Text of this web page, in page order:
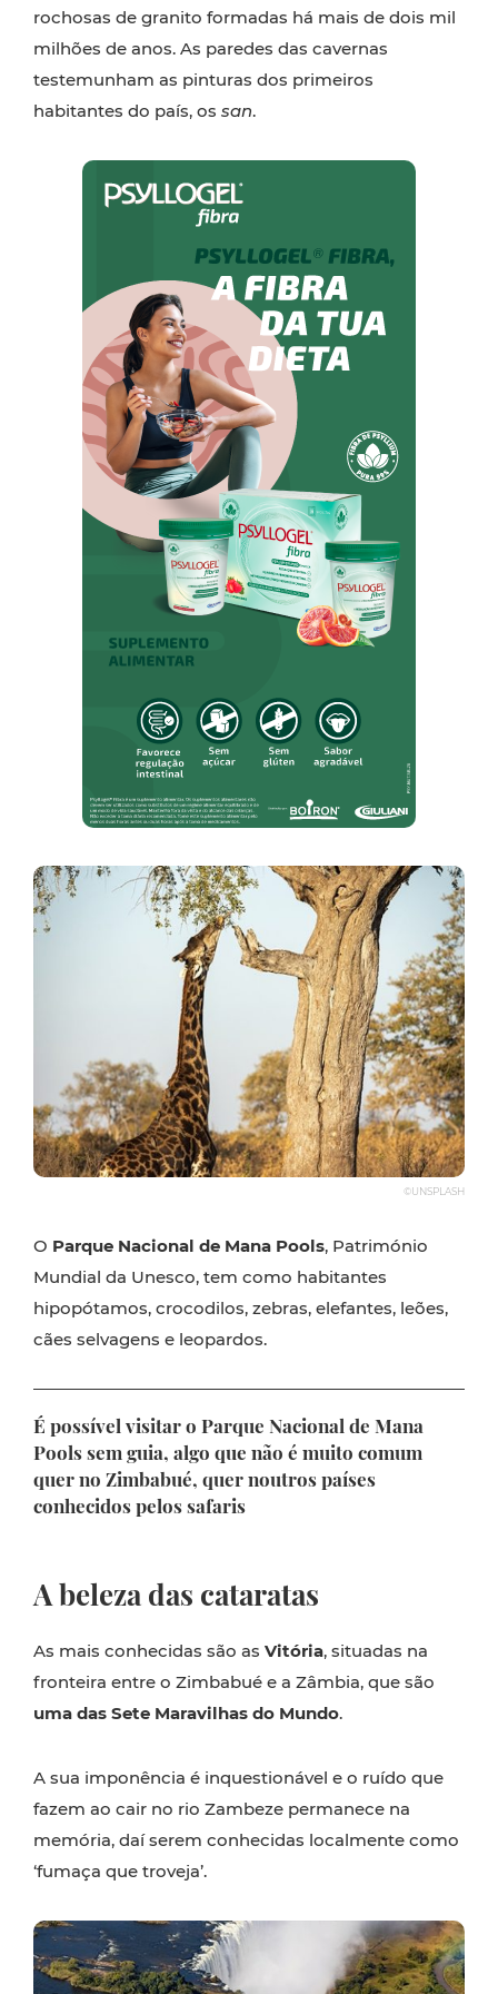
rochosas de granito formadas há mais de dois mil
milhões de anos. As paredes das cavernas
testemunham as pinturas dos primeiros
habitantes do país, os san.
©UNSPLASH
O Parque Nacional de Mana Pools, Património
Mundial da Unesco, tem como habitantes
hipopótamos, crocodilos, zebras, elefantes, leões,
cães selvagens e leopardos.
É possível visitar o Parque Nacional de Mana
Pools sem guia, algo que não é muito comum
quer no Zimbabué, quer noutros países
conhecidos pelos safaris
A beleza das cataratas
As mais conhecidas são as Vitória, situadas na
fronteira entre o Zimbabué e a Zâmbia, que são
uma das Sete Maravilhas do Mundo.
A sua imponência é inquestionável e o ruído que
fazem ao cair no rio Zambeze permanece na
memória, daí serem conhecidas localmente como
‘fumaça que troveja’.